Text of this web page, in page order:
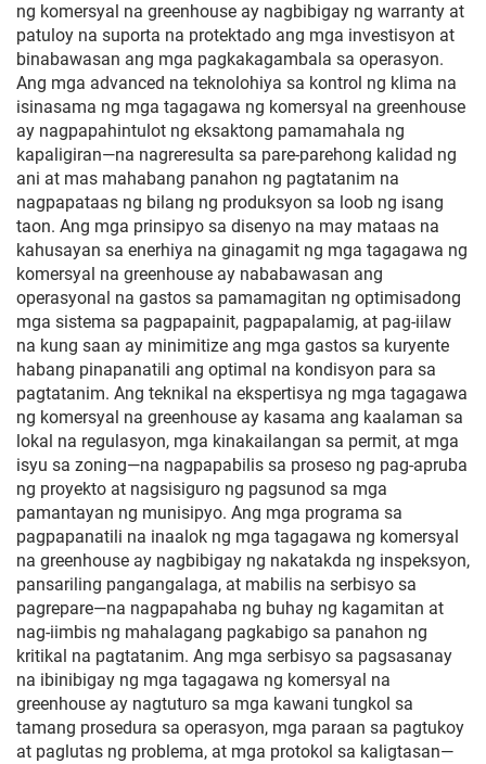
ng komersyal na greenhouse ay nagbibigay ng warranty at
patuloy na suporta na protektado ang mga investisyon at
binabawasan ang mga pagkakagambala sa operasyon.
Ang mga advanced na teknolohiya sa kontrol ng klima na
isinasama ng mga tagagawa ng komersyal na greenhouse
ay nagpapahintulot ng eksaktong pamamahala ng
kapaligiran—na nagreresulta sa pare-parehong kalidad ng
ani at mas mahabang panahon ng pagtatanim na
nagpapataas ng bilang ng produksyon sa loob ng isang
taon. Ang mga prinsipyo sa disenyo na may mataas na
kahusayan sa enerhiya na ginagamit ng mga tagagawa ng
komersyal na greenhouse ay nababawasan ang
operasyonal na gastos sa pamamagitan ng optimisadong
mga sistema sa pagpapainit, pagpapalamig, at pag-iilaw
na kung saan ay minimitize ang mga gastos sa kuryente
habang pinapanatili ang optimal na kondisyon para sa
pagtatanim. Ang teknikal na ekspertisya ng mga tagagawa
ng komersyal na greenhouse ay kasama ang kaalaman sa
lokal na regulasyon, mga kinakailangan sa permit, at mga
isyu sa zoning—na nagpapabilis sa proseso ng pag-apruba
ng proyekto at nagsisiguro ng pagsunod sa mga
pamantayan ng munisipyo. Ang mga programa sa
pagpapanatili na inaalok ng mga tagagawa ng komersyal
na greenhouse ay nagbibigay ng nakatakda ng inspeksyon,
pansariling pangangalaga, at mabilis na serbisyo sa
pagrepare—na nagpapahaba ng buhay ng kagamitan at
nag-iimbis ng mahalagang pagkabigo sa panahon ng
kritikal na pagtatanim. Ang mga serbisyo sa pagsasanay
na ibinibigay ng mga tagagawa ng komersyal na
greenhouse ay nagtuturo sa mga kawani tungkol sa
tamang prosedura sa operasyon, mga paraan sa pagtukoy
at paglutas ng problema, at mga protokol sa kaligtasan—